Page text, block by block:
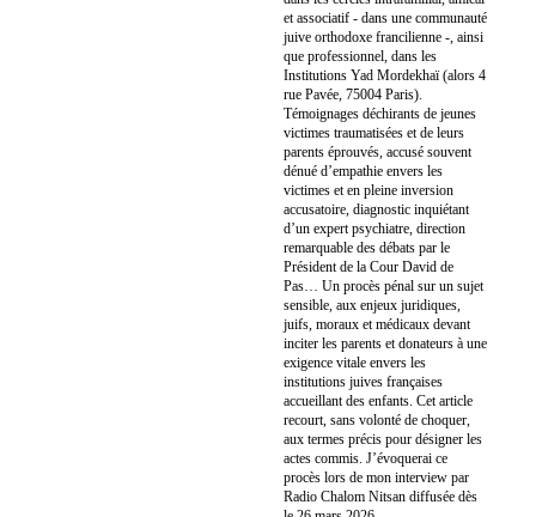
et associatif - dans une communauté
juive orthodoxe francilienne -, ainsi
que professionnel, dans les
Institutions Yad Mordekhaï (alors 4
rue Pavée, 75004 Paris).
Témoignages déchirants de jeunes
victimes traumatisées et de leurs
parents éprouvés, accusé souvent
dénué d’empathie envers les
victimes et en pleine inversion
accusatoire, diagnostic inquiétant
d’un expert psychiatre, direction
remarquable des débats par le
Président de la Cour David de
Pas… Un procès pénal sur un sujet
sensible, aux enjeux juridiques,
juifs, moraux et médicaux devant
inciter les parents et donateurs à une
exigence vitale envers les
institutions juives françaises
accueillant des enfants. Cet article
recourt, sans volonté de choquer,
aux termes précis pour désigner les
actes commis. J’évoquerai ce
procès lors de mon interview par
Radio Chalom Nitsan diffusée dès